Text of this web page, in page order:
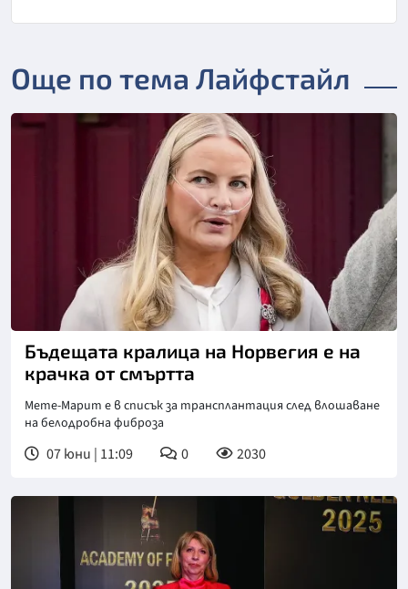
Още по тема Лайфстайл
Бъдещата кралица на Норвегия е на
крачка от смъртта
Мете-Марит е в списък за трансплантация след влошаване
на белодробна фиброза
07 юни | 11:09 0 2030